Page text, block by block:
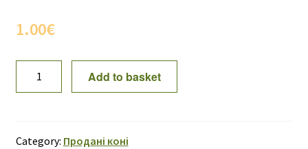
1.00€
Ararat
Add to basket
Category: Продані коні